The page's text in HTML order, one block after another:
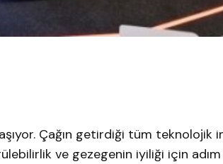
Çağın getirdiği tüm teknolojik
ve gezegenin iyiliği için adım